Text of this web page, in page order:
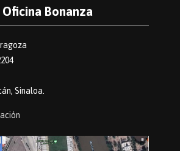
Bonanza
Sinaloa.